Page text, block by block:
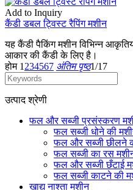
Add to Inquiry
कैंडी डबल ट्विस्ट रैपिंग मशीन
यह कैंडी पैकिंग मशीन विभिन्न
आकार की कैंडी के लिए है।
होम 1 234567 अंतिम पृष्ठ1/17
उत्पाद श्रेणी
फल और सब्जी प्रसंस्करण
फल सब्जी धोने की
फल और सब्जी छीलने
फल सब्जी का रस
फल और सब्जी छँटाई
फल सब्जी काटने की
खाद्य नाश्ता मशीन